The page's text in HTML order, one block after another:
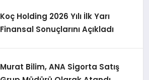
Koç Holding 2026 Yılı İlk Yarı
Finansal Sonuçlarını Açıkladı
Murat Bilim, ANA Sigorta Satış